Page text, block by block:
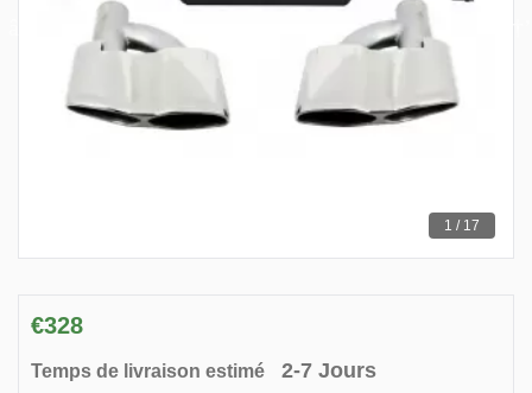
1 / 17
€328
Temps de livraison estimé
2-7 Jours